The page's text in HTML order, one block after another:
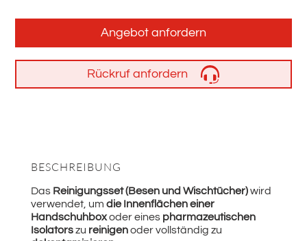
Angebot anfordern
Rückruf anfordern
BESCHREIBUNG
Das Reinigungsset (Besen und Wischtücher)wird
verwendet, um die Innenflächen einer
Handschuhboxoder eines pharmazeutischen
Isolatorszu reinigenoder vollständig zu